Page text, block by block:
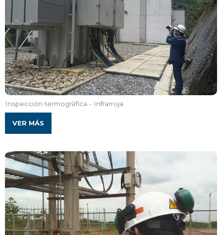
Inspección termográfica - Infrarroja
VER MÁS